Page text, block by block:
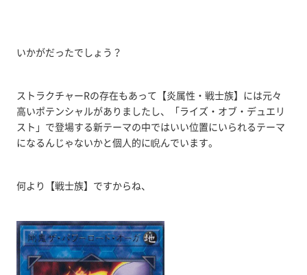
いかがだったでしょう？
ストラクチャーRの存在もあって【炎属性・戦士族】には元々
高いポテンシャルがありましたし、「ライズ・オブ・デュエリ
スト」で登場する新テーマの中ではいい位置にいられるテーマ
になるんじゃないかと個人的に睨んでいます。
何より【戦士族】ですからね、